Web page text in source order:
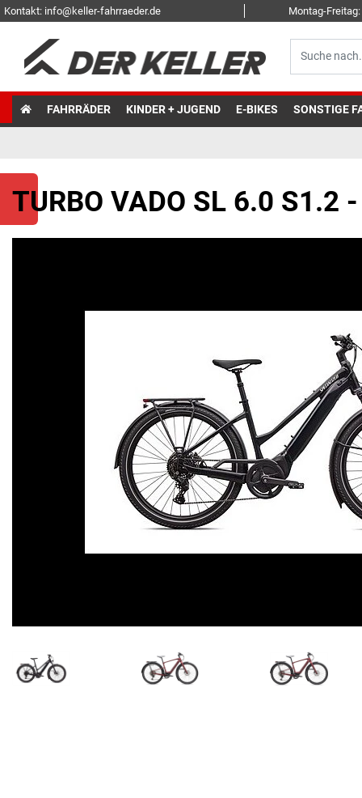
Kontakt: info@keller-fahrraeder.de Montag-
FAHRRÄDER KINDER + JUGEND E-BIKES SONSTIGE
TURBO VADO SL 6.0 S1.2